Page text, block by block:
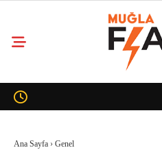
Ana Sayfa › Genel